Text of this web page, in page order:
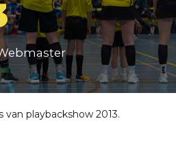
van playbackshow 2013.